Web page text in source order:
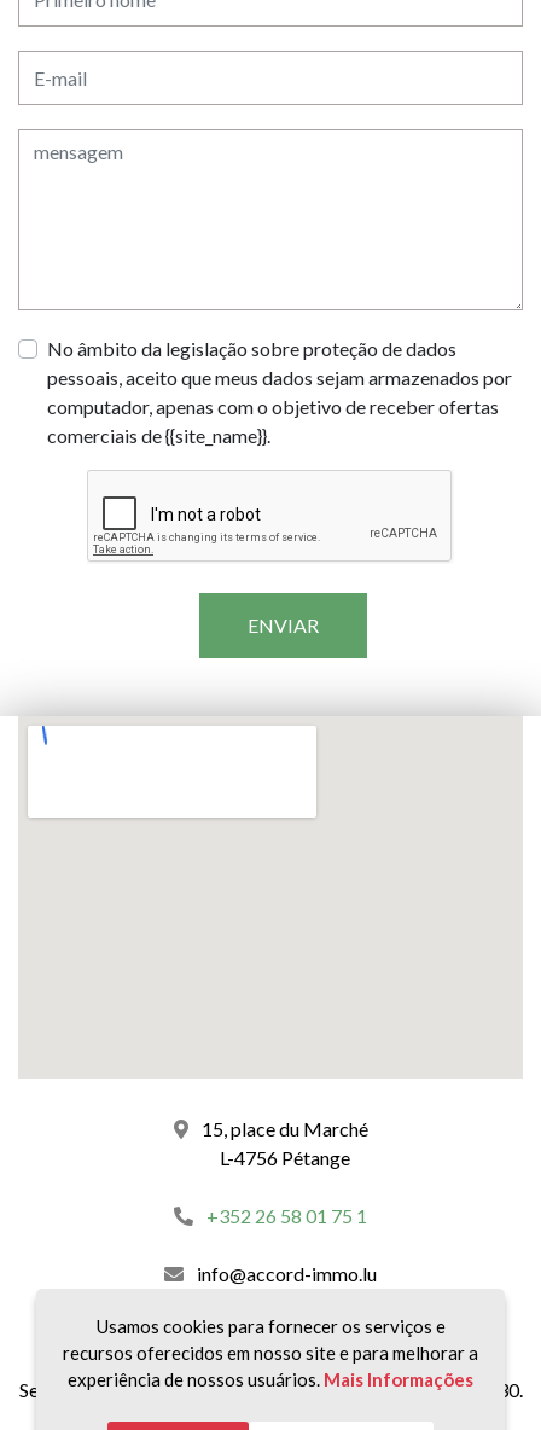
No âmbito da legislação sobre proteção de dados
pessoais, aceito que meus dados sejam armazenados por
computador, apenas com o objetivo de receber ofertas
comerciais de {{site_name}}.
15, place du Marché
L-4756 Pétange
+352 26 58 01 75 1
info@accord-immo.lu
Nossos horários :
Segunda a sexta-feira, das 8:30 às 12:00 e das 14:00 às 18:30.
Usamos cookies para fornecer os serviços e
recursos oferecidos em nosso site e para melhorar a
experiência de nossos usuários. Mais Informações